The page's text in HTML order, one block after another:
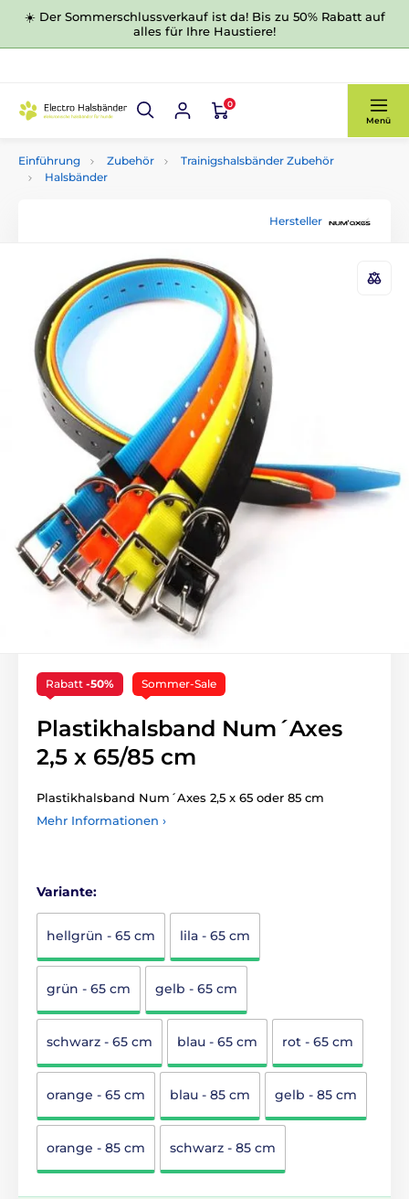
☀️ Der Sommerschlussverkauf ist da! Bis zu 50% Rabatt auf
alles für Ihre Haustiere!
0
Menü
Einführung Zubehör
Trainigshalsbänder Zubehör
Halsbänder
Hersteller
Rabatt -50% Sommer-Sale
Plastikhalsband Num´Axes
2,5 x 65/85 cm
Plastikhalsband Num´Axes 2,5 x 65 oder 85 cm
Mehr Informationen ›
Variante:
hellgrün - 65 cm lila - 65 cm
grün - 65 cm gelb - 65 cm
schwarz - 65 cm blau - 65 cm rot - 65 cm
orange - 65 cm blau - 85 cm gelb - 85 cm
orange - 85 cm schwarz - 85 cm